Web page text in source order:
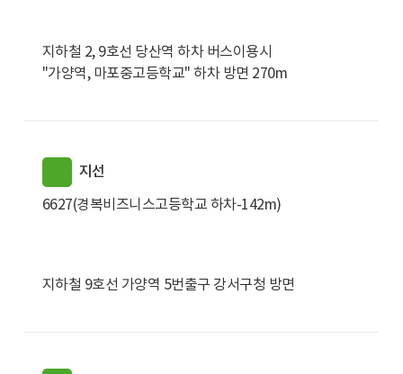
지하철 2, 9호선 당산역 하차 버스이용시
"가양역, 마포중고등학교" 하차 방면 270m
지선
6627(경복비즈니스고등학교 하차-142m)
지하철 9호선 가양역 5번출구 강서구청 방면